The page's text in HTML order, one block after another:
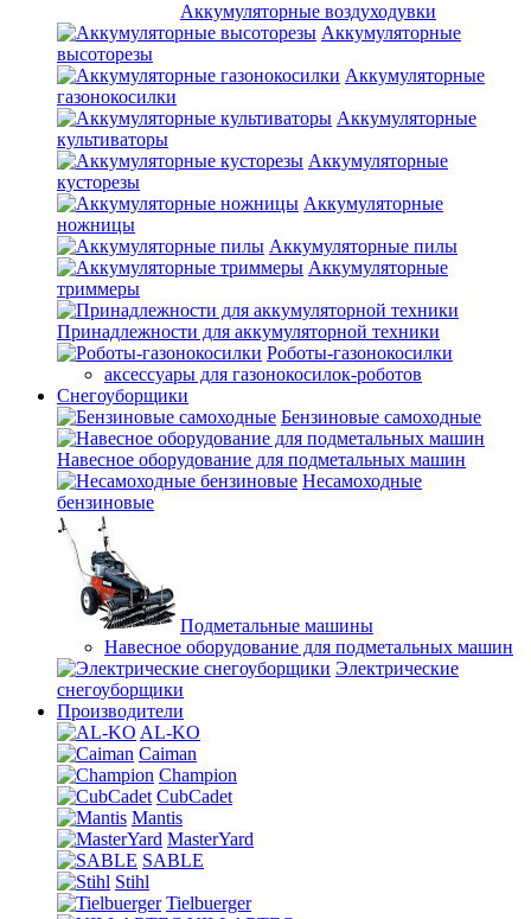
Аккумуляторные воздуходувки
Аккумуляторные
высоторезы
Аккумуляторные
газонокосилки
Аккумуляторные
культиваторы
Аккумуляторные
кусторезы
Аккумуляторные
ножницы
Аккумуляторные пилы
Аккумуляторные
триммеры
Принадлежности для аккумуляторной техники
Роботы-газонокосилки
аксессуары для газонокосилок-роботов
Снегоуборщики
Бензиновые самоходные
Навесное оборудование для подметальных машин
Несамоходные
бензиновые
Подметальные машины
Навесное оборудование для подметальных машин
Электрические
снегоуборщики
Производители
AL-KO
Caiman
Champion
CubCadet
Mantis
MasterYard
SABLE
Stihl
Tielbuerger